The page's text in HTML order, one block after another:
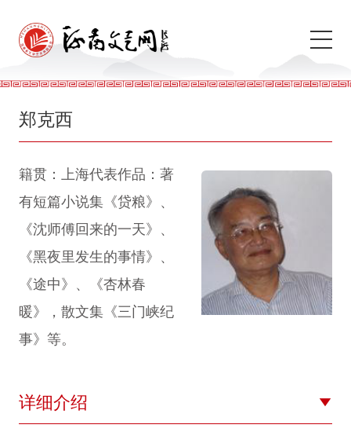
郑克西
籍贯：上海代表作品：著
有短篇小说集《贷粮》、
《沈师傅回来的一天》、
《黑夜里发生的事情》、
《途中》、《杏林春
暖》，散文集《三门峡纪
事》等。
详细介绍